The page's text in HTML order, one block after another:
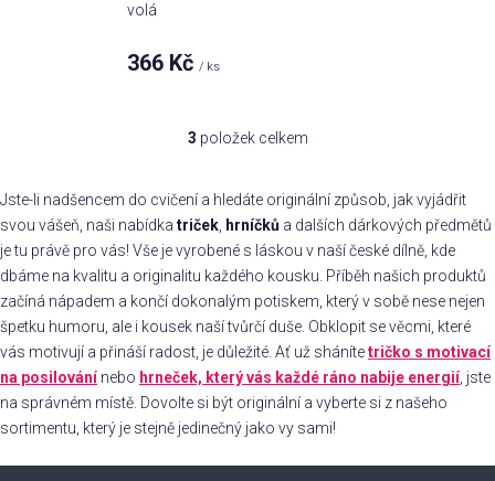
volá
366 Kč/ ks
O
l
á
d
a
c
í
p
r
v
k
y
v
3 položek celkem
Jste-li nadšencem do cvičení a hledáte originální způsob, jak vyjádřit
svou vášeň, naši nabídka triček, hrníčků a dalších dárkových předmětů
je tu právě pro vás! Vše je vyrobené s láskou v naší české dílně, kde
dbáme na kvalitu a originalitu každého kousku. Příběh našich produktů
začíná nápadem a končí dokonalým potiskem, který v sobě nese nejen
špetku humoru, ale i kousek naší tvůrčí duše. Obklopit se věcmi, které
vás motivují a přináší radost, je důležité. Ať už shánítetričko s motivací
na posilovánínebo hrneček, který vás každé ráno nabije energií, jste
na správném místě. Dovolte si být originální a vyberte si z našeho
sortimentu, který je stejně jedinečný jako vy sami!